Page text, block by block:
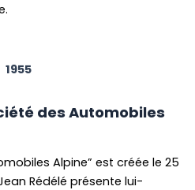
des Automobiles
Alpine” est créée le 25
Rédélé présente lui-
1955